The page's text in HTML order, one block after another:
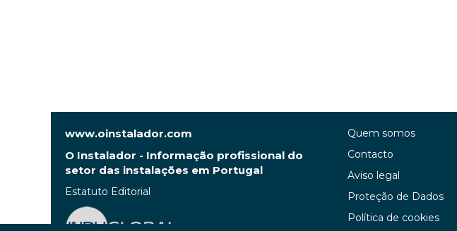
www.oinstalador.com
O Instalador - Informação profissional do
setor das instalações em Portugal
Estatuto Editorial
Quem somos
Contacto
Aviso legal
Proteção de Dados
Política de cookies